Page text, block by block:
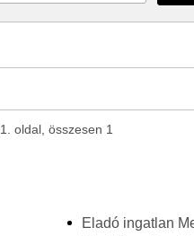
1. oldal, összesen 1
Eladó ingatlan